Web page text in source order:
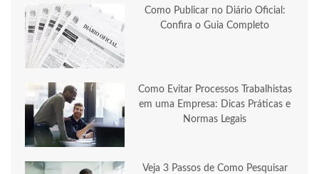
Como Publicar no Diário Oficial:
Confira o Guia Completo
Como Evitar Processos Trabalhistas
em uma Empresa: Dicas Práticas e
Normas Legais
Veja 3 Passos de Como Pesquisar